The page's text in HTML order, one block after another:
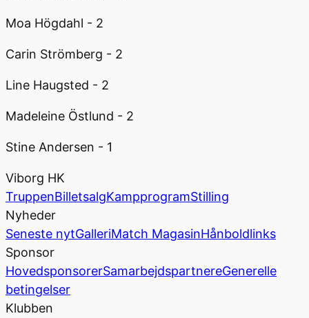
Moa Högdahl - 2
Carin Strömberg - 2
Line Haugsted - 2
Madeleine Östlund - 2
Stine Andersen - 1
Viborg HK
TruppenBilletsalgKampprogramStilling
Nyheder
Seneste nytGalleriMatch MagasinHånboldlinks
Sponsor
HovedsponsorerSamarbejdspartnereGenerelle
betingelser
Klubben